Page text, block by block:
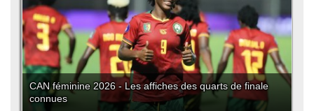
CAN féminine 2026 - Les affiches des quarts de finale
connues